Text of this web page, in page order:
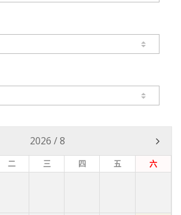
2026 /8
二 三 四 五 六